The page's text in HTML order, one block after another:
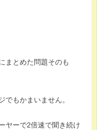
まとめた問題そのも
でもかまいません。
ヤーで2倍速で聞き続け